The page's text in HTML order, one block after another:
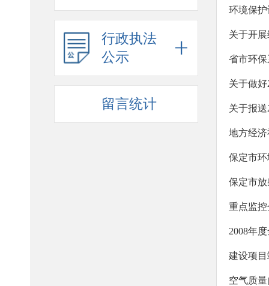
行政执法
公示
留言统计
环境保
关于开
省市环
关于做
关于报
地方经
保定市
保定市
重点监
2008年
建设项
空气质